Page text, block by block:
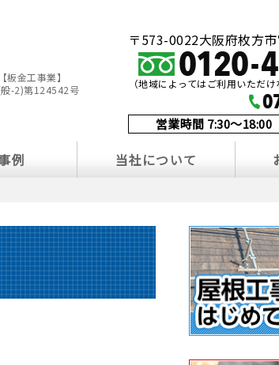
板金工事業】
-2)第124542号
〒573-0022大阪府枚方
（地域によってはご利用いただ
営業時間 7:30～
例 当社について